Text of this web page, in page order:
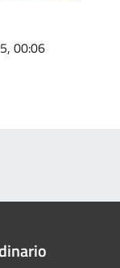
00:06